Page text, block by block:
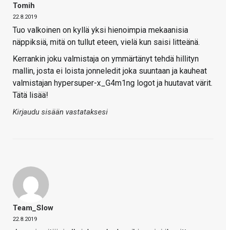
Tomih
22.8.2019
Tuo valkoinen on kyllä yksi hienoimpia mekaanisia
näppiksiä, mitä on tullut eteen, vielä kun saisi litteänä.
Kerrankin joku valmistaja on ymmärtänyt tehdä hillityn
mallin, josta ei loista jonneledit joka suuntaan ja kauheat
valmistajan hypersuper-x_G4m1ng logot ja huutavat värit.
Tätä lisää!
Kirjaudu sisään vastataksesi
Team_Slow
22.8.2019